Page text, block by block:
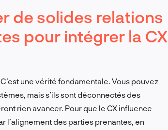
de solides relations
pour intégrer la CX
une vérité fondamentale. Vous pouvez
mais s’ils sont déconnectés des
rien avancer. Pour que le CX influence
l’alignement des parties prenantes, en